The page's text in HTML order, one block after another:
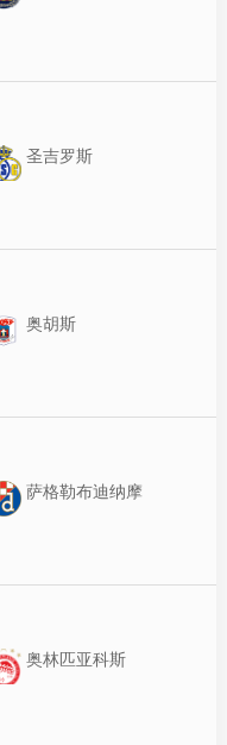
圣吉罗斯
奥胡斯
萨格勒布迪纳摩
奥林匹亚科斯